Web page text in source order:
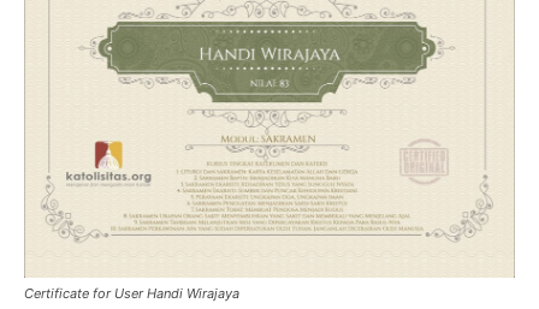
Certificate for User Handi Wirajaya